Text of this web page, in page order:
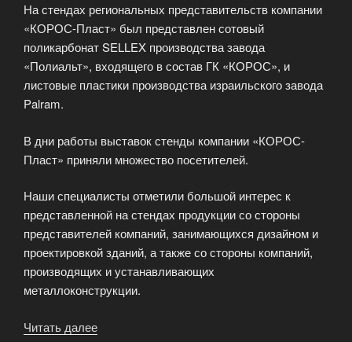
На стендах региональных представительств компании
«КОРОС-Пласт» был представлен сотовый
поликарбонат SELLEX производства завода
«Полиальт», входящего в состав ГК «КОРОС», и
листовые пластики производства израильского завода
Palram.
В дни работы выставок стенды компании «КОРОС-
Пласт» приняли множество посетителей.
Наши специалисты отметили большой интерес к
представленной на стендах продукции со стороны
представителей компаний, занимающихся дизайном и
проектировкой зданий, а также со стороны компаний,
производящих и устанавливающих
металлоконструкции.
Читать далее